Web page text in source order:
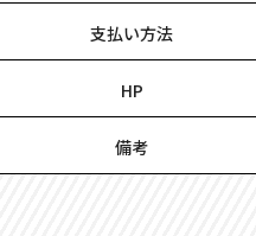
支払い方法
HP
備考